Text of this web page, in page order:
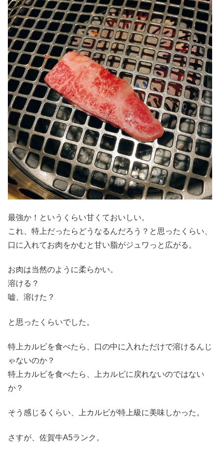
最強か！というくらい甘くておいしい。
これ、特上だったらどうなるんだろう？と思ったくらい、
口に入れてお肉をかむと甘い脂がジュワっと広がる。
お肉は当然のように柔らかい。
溶ける？
嘘、溶けた？
と思ったくらいでした。
特上カルビを食べたら、口の中に入れただけで溶けるんじ
ゃないのか？
特上カルビを食べたら、上カルビに戻れないのではない
か？
そう感じるくらい、上カルビが特上級に美味しかった。
さすが、佐賀牛A5ランク。